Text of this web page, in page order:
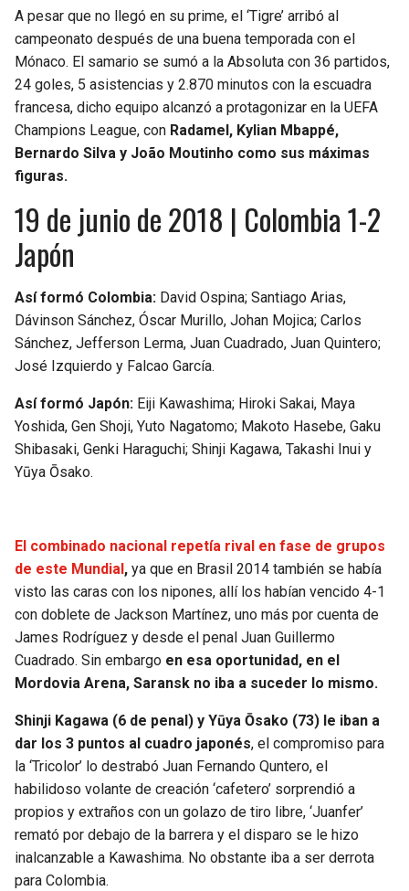
A pesar que no llegó en su prime, el ‘Tigre’ arribó al
campeonato después de una buena temporada con el
Mónaco. El samario se sumó a la Absoluta con 36 partidos,
24 goles, 5 asistencias y 2.870 minutos con la escuadra
francesa, dicho equipo alcanzó a protagonizar en la UEFA
Champions League, con Radamel, Kylian Mbappé,
Bernardo Silva y João Moutinho como sus máximas
figuras.
19 de junio de 2018 | Colombia 1-2
Japón
Así formó Colombia: David Ospina; Santiago Arias,
Dávinson Sánchez, Óscar Murillo, Johan Mojica; Carlos
Sánchez, Jefferson Lerma, Juan Cuadrado, Juan Quintero;
José Izquierdo y Falcao García.
Así formó Japón: Eiji Kawashima; Hiroki Sakai, Maya
Yoshida, Gen Shoji, Yuto Nagatomo; Makoto Hasebe, Gaku
Shibasaki, Genki Haraguchi; Shinji Kagawa, Takashi Inui y
Yūya Ōsako.
El combinado nacional repetía rival en fase de grupos
de este Mundial, ya que en Brasil 2014 también se había
visto las caras con los nipones, allí los habían vencido 4-1
con doblete de Jackson Martínez, uno más por cuenta de
James Rodríguez y desde el penal Juan Guillermo
Cuadrado. Sin embargo en esa oportunidad, en el
Mordovia Arena, Saransk no iba a suceder lo mismo.
Shinji Kagawa (6 de penal) y Yūya Ōsako (73) le iban a
dar los 3 puntos al cuadro japonés, el compromiso para
la ‘Tricolor’ lo destrabó Juan Fernando Quntero, el
habilidoso volante de creación ‘cafetero’ sorprendió a
propios y extraños con un golazo de tiro libre, ‘Juanfer’
remató por debajo de la barrera y el disparo se le hizo
inalcanzable a Kawashima. No obstante iba a ser derrota
para Colombia.